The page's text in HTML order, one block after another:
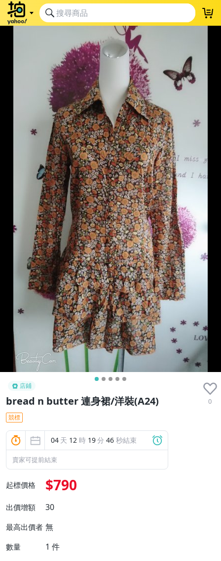
店鋪
bread n butter 連身裙/洋裝(A24) 0
競標
04 天 12 時 19分 44 秒結束
賣家可提前結束
起標價格 $790
出價增額 30
最高出價者 無
數量 1 件